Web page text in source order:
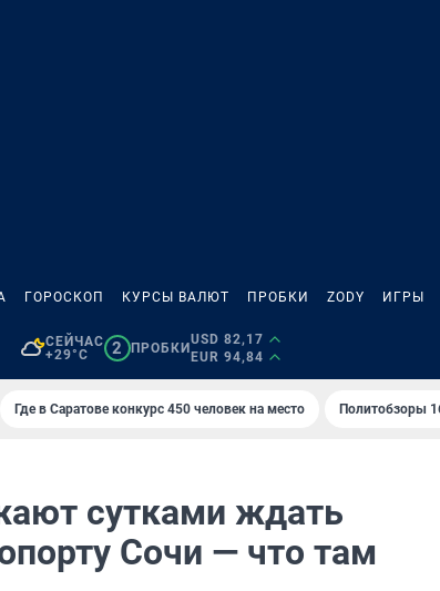
ГОРОСКОП КУРСЫ ВАЛЮТ ПРОБКИ ZODY ИГРЫ
СЕЙЧАС
+29°C
2 ПРОБКИ
USD 82,17
EUR 94,84
Где в Саратове конкурс 450 человек на место Политобзоры
сутками ждать
Сочи — что там